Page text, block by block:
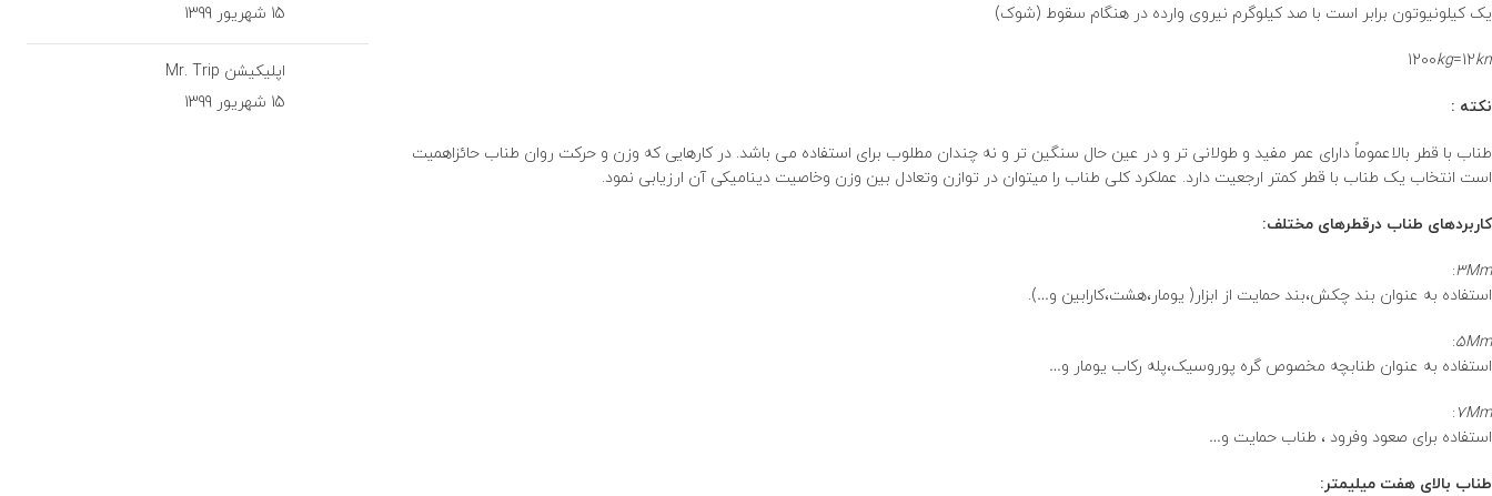
یک کیلونیوتون برابر است با صد کیلوگرم نیروی وارده در هنگام سقوط (شوک)
1200kg=12kn
نکته :
طناب با قطر بالاعموماً دارای عمر مفید و طولانی تر و در عین حال سنگین تر و نه چندان مطلوب برای استفاده می باشد. در کارهایی که وزن و حرکت روان طناب حائزاهمیت
است انتخاب یک طناب با قطر کمتر ارجعیت دارد. عملکرد کلی طناب را میتوان در توازن وتعادل بین وزن وخاصیت دینامیکی آن ارزیابی نمود.
کاربردهای طناب درقطرهای مختلف:
3Mm
:
استفاده به عنوان بند چکش،بند حمایت از ابزار( یومار،هشت،کارابین و…).
5Mm
:
استفاده به عنوان طنابچه مخصوص گره پوروسیک،پله رکاب یومار و…
7Mm
:
استفاده برای صعود وفرود ، طناب حمایت و…
طناب بالای هفت میلیمتر:
15 شهریور 1399
اپلیکیشن Mr. Trip
15 شهریور 1399